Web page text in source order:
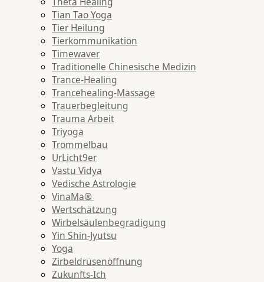
Tian Tao Yoga
Tier Heilung
Tierkommunikation
Timewaver
Traditionelle Chinesische Medizin
Trance-Healing
Trancehealing-Massage
Trauerbegleitung
Trauma Arbeit
Triyoga
Trommelbau
UrLicht9er
Vastu Vidya
Vedische Astrologie
VinaMa®
Wertschätzung
Wirbelsäulenbegradigung
Yin Shin-Jyutsu
Yoga
Zirbeldrüsenöffnung
Zukunfts-Ich